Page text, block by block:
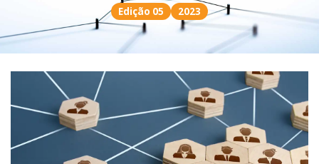
Edição 05 2023